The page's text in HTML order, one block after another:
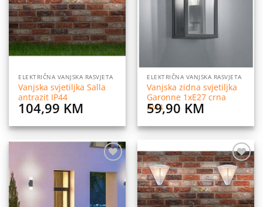
želja
ELEKTRIČNA VANJSKA RASVJETA
Vanjska svjetiljka Salla
antrazit IP44
104,99 KM
ELEKTRIČNA VANJSKA RASVJETA
Vanjska zidna svjetiljka
Garonne 1xE27 crna
IP44
59,90 KM
Dodaj
na
listu
Dodaj
na
listu
želja